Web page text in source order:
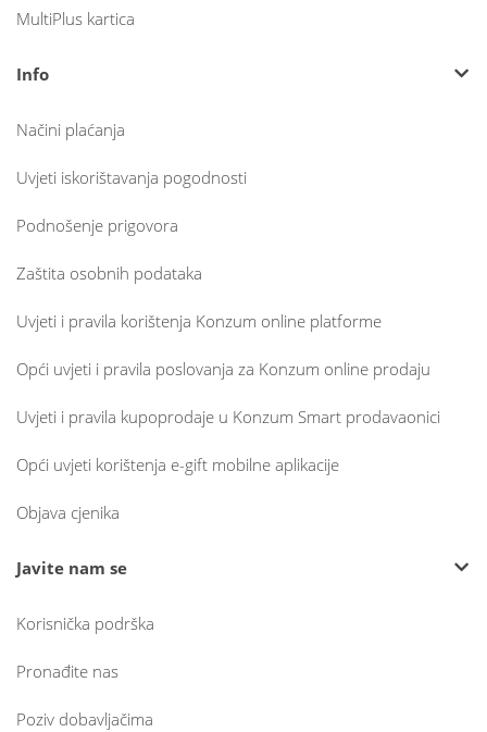
MultiPlus kartica
Info
Načini plaćanja
Uvjeti iskorištavanja pogodnosti
Podnošenje prigovora
Zaštita osobnih podataka
Uvjeti i pravila korištenja Konzum online platforme
Opći uvjeti i pravila poslovanja za Konzum online prodaju
Uvjeti i pravila kupoprodaje u Konzum Smart prodavaonici
Opći uvjeti korištenja e-gift mobilne aplikacije
Objava cjenika
Javite nam se
Korisnička podrška
Pronađite nas
Poziv dobavljačima